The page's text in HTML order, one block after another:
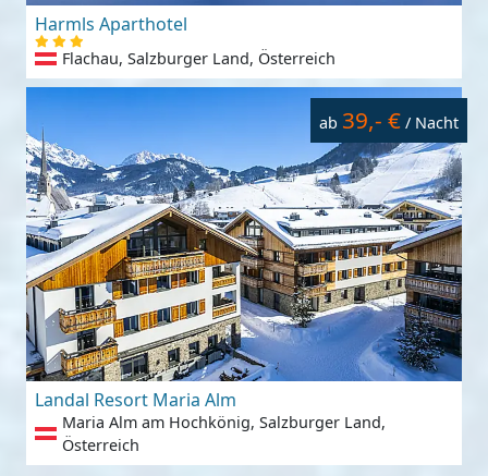
Harmls Aparthotel
Flachau, Salzburger Land, Österreich
ab 39,- € / Nacht
Landal Resort Maria Alm
Maria Alm am Hochkönig, Salzburger Land,
Österreich